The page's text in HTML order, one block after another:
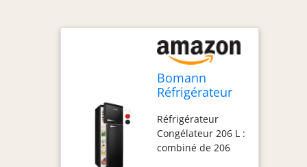
Bomann
Réfrigérateur
208 L DTR 353-
1, Pose Libre,
Noir
Réfrigérateur
Congélateur 206 L :
combiné de 206